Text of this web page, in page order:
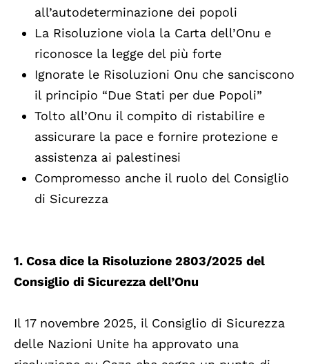
all’autodeterminazione dei popoli
La Risoluzione viola la Carta dell’Onu e
riconosce la legge del più forte
Ignorate le Risoluzioni Onu che sanciscono
il principio “Due Stati per due Popoli”
Tolto all’Onu il compito di ristabilire e
assicurare la pace e fornire protezione e
assistenza ai palestinesi
Compromesso anche il ruolo del Consiglio
di Sicurezza
1. Cosa dice la Risoluzione 2803/2025 del
Consiglio di Sicurezza dell’Onu
Il 17 novembre 2025, il Consiglio di Sicurezza
delle Nazioni Unite ha approvato una